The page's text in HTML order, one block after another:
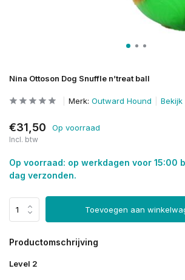
Nina Ottoson Dog Snuffle n’treat ball
Merk: Outward Hound
€31,50 Op voorraad
Incl. btw
Op voorraad: op werkdagen voor 15:00
dag verzonden.
Toevoegen aan
Productomschrijving
Level 2